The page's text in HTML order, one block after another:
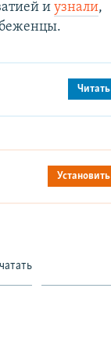
и узнали,
Читать
Установить